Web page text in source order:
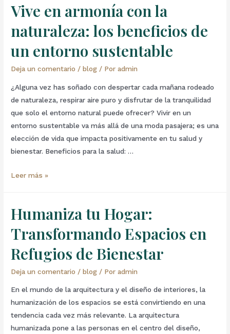
Vive en armonía con la
naturaleza: los beneficios de
un entorno sustentable
Deja un comentario /blog / Poradmin
¿Alguna vez has soñado con despertar cada mañana rodeado
de naturaleza, respirar aire puro y disfrutar de la tranquilidad
que solo el entorno natural puede ofrecer? Vivir en un
entorno sustentable va más allá de una moda pasajera; es una
elección de vida que impacta positivamente en tu salud y
bienestar. Beneficios para la salud: …
Leer más »
Humaniza tu Hogar:
Transformando Espacios en
Refugios de Bienestar
Deja un comentario /blog / Poradmin
En el mundo de la arquitectura y el diseño de interiores, la
humanización de los espacios se está convirtiendo en una
tendencia cada vez más relevante. La arquitectura
humanizada pone a las personas en el centro del diseño,